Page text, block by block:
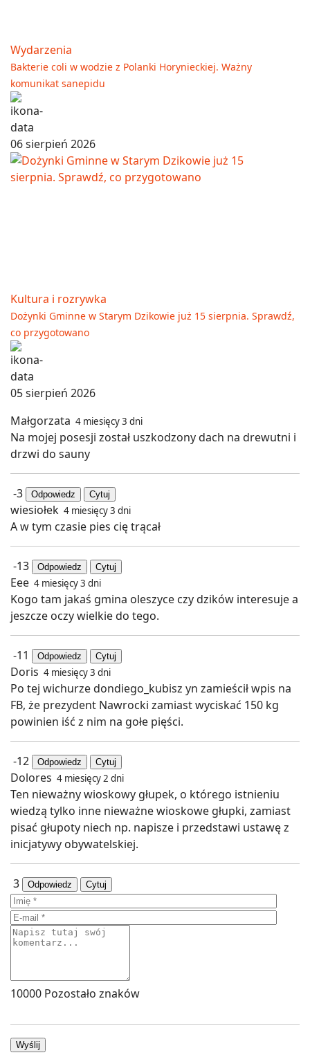
Wydarzenia
Bakterie coli w wodzie z Polanki Horynieckiej. Ważny
komunikat sanepidu
06 sierpień 2026
Kultura i rozrywka
Dożynki Gminne w Starym Dzikowie już 15 sierpnia. Sprawdź,
co przygotowano
05 sierpień 2026
Małgorzata 4 miesięcy 3 dni
Na mojej posesji został uszkodzony dach na drewutni i
drzwi do sauny
-3 Odpowiedz Cytuj
wiesiołek 4 miesięcy 3 dni
A w tym czasie pies cię trącał
-13 Odpowiedz Cytuj
Eee 4 miesięcy 3 dni
Kogo tam jakaś gmina oleszyce czy dzików interesuje a
jeszcze oczy wielkie do tego.
-11 Odpowiedz Cytuj
Doris 4 miesięcy 3 dni
Po tej wichurze dondiego_kubisz yn zamieścił wpis na
FB, że prezydent Nawrocki zamiast wyciskać 150 kg
powinien iść z nim na gołe pięści.
-12 Odpowiedz Cytuj
Dolores 4 miesięcy 2 dni
Ten nieważny wioskowy głupek, o którego istnieniu
wiedzą tylko inne nieważne wioskowe głupki, zamiast
pisać głupoty niech np. napisze i przedstawi ustawę z
inicjatywy obywatelskiej.
3 Odpowiedz Cytuj
10000 Pozostało znaków
Wyślij